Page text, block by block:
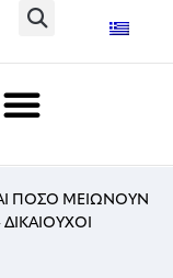
ΠΟΣΟ ΜΕΙΩΝΟΥΝ